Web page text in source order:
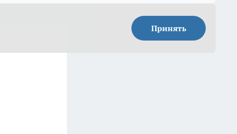
Принять